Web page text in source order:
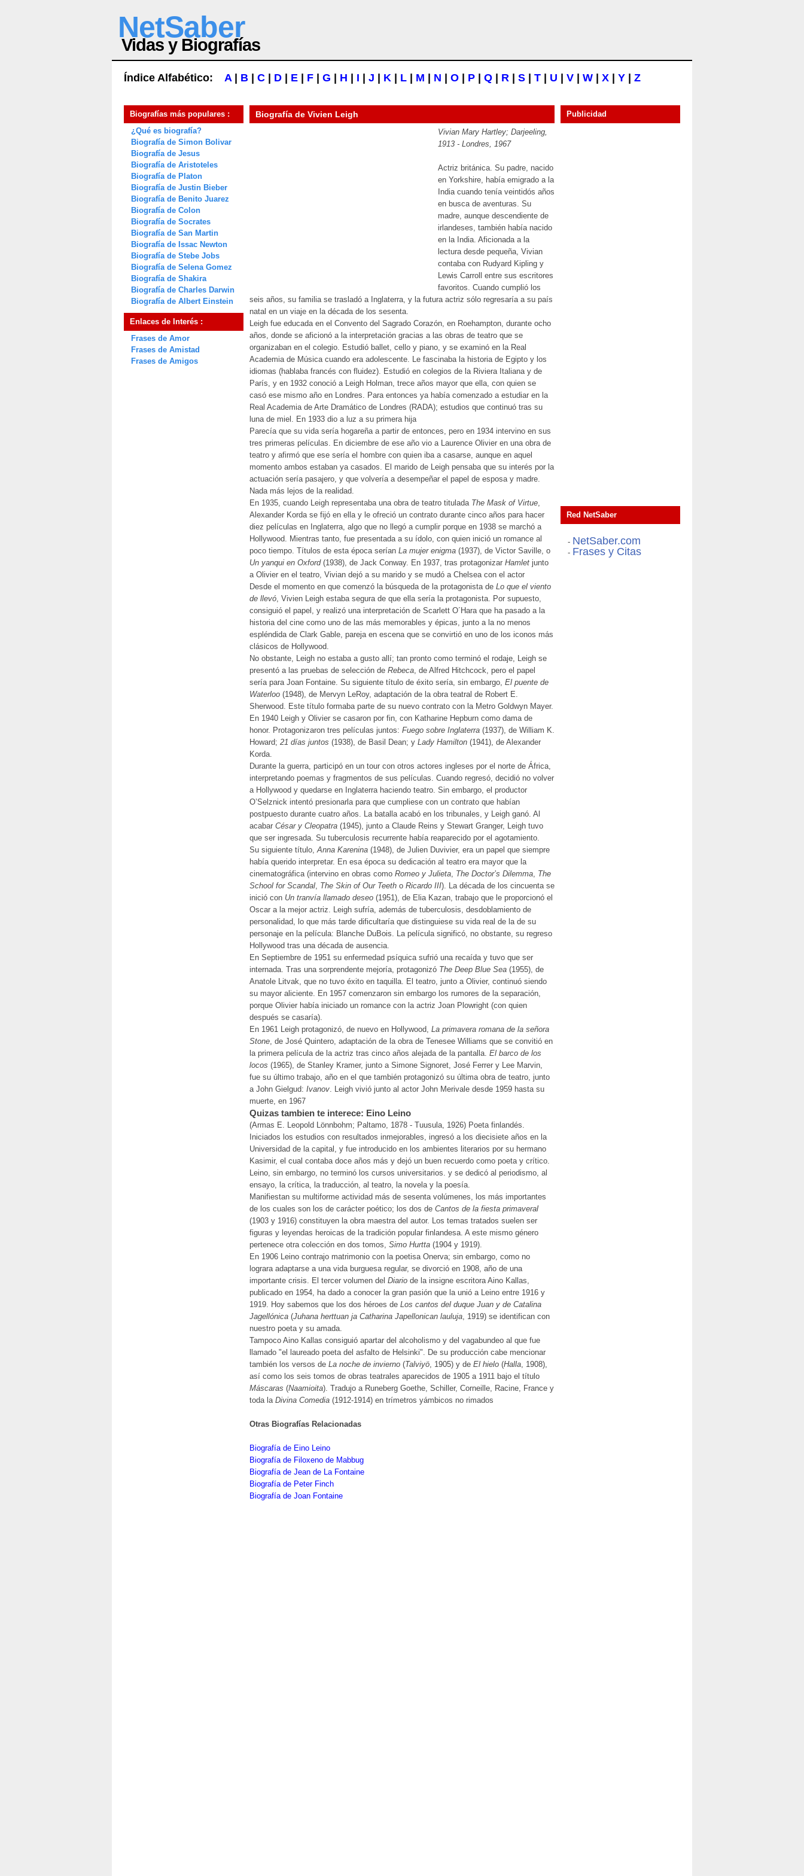
NetSaber
Vidas y Biografías
Índice Alfabético: A| B C D E F G H I J K L M N O P Q R S T U V W X Y Z
Biografías más populares :
¿Qué es biografía?
Biografía de Simon Bolivar
Biografía de Jesus
Biografía de Aristoteles
Biografía de Platon
Biografía de Justin Bieber
Biografía de Benito Juarez
Biografía de Colon
Biografía de Socrates
Biografía de San Martin
Biografía de Issac Newton
Biografía de Stebe Jobs
Biografía de Selena Gomez
Biografía de Shakira
Biografía de Charles Darwin
Biografía de Albert Einstein
Enlaces de Interés :
Frases de Amor
Frases de Amistad
Frases de Amigos
Biografía de Vivien Leigh
Vivian Mary Hartley; Darjeeling,
1913 - Londres, 1967
Actriz británica. Su padre, nacido
en Yorkshire, había emigrado a la
India cuando tenía veintidós años
en busca de aventuras. Su
madre, aunque descendiente de
irlandeses, también había nacido
en la India. Aficionada a la
lectura desde pequeña, Vivian
contaba con Rudyard Kipling y
Lewis Carroll entre sus escritores
favoritos. Cuando cumplió los
seis años, su familia se trasladó a Inglaterra, y la futura actriz sólo regresaría a su país
natal en un viaje en la década de los sesenta.
Leigh fue educada en el Convento del Sagrado Corazón, en Roehampton, durante ocho
años, donde se aficionó a la interpretación gracias a las obras de teatro que se
organizaban en el colegio. Estudió ballet, cello y piano, y se examinó en la Real
Academia de Música cuando era adolescente. Le fascinaba la historia de Egipto y los
idiomas (hablaba francés con fluidez). Estudió en colegios de la Riviera Italiana y de
París, y en 1932 conoció a Leigh Holman, trece años mayor que ella, con quien se
casó ese mismo año en Londres. Para entonces ya había comenzado a estudiar en la
Real Academia de Arte Dramático de Londres (RADA); estudios que continuó tras su
luna de miel. En 1933 dio a luz a su primera hija
Parecía que su vida sería hogareña a partir de entonces, pero en 1934 intervino en sus
tres primeras películas. En diciembre de ese año vio a Laurence Olivier en una obra de
teatro y afirmó que ese sería el hombre con quien iba a casarse, aunque en aquel
momento ambos estaban ya casados. El marido de Leigh pensaba que su interés por la
actuación sería pasajero, y que volvería a desempeñar el papel de esposa y madre.
Nada más lejos de la realidad.
En 1935, cuando Leigh representaba una obra de teatro titulada The Mask of Virtue,
Alexander Korda se fijó en ella y le ofreció un contrato durante cinco años para hacer
diez películas en Inglaterra, algo que no llegó a cumplir porque en 1938 se marchó a
Hollywood. Mientras tanto, fue presentada a su ídolo, con quien inició un romance al
poco tiempo. Títulos de esta época serían La mujer enigma (1937), de Victor Saville, o
Un yanqui en Oxford(1938), de Jack Conway. En 1937, tras protagonizar Hamlet junto
a Olivier en el teatro, Vivian dejó a su marido y se mudó a Chelsea con el actor
Desde el momento en que comenzó la búsqueda de la protagonista de Lo que el viento
de llevó, Vivien Leigh estaba segura de que ella sería la protagonista. Por supuesto,
consiguió el papel, y realizó una interpretación de Scarlett O´Hara que ha pasado a la
historia del cine como uno de las más memorables y épicas, junto a la no menos
espléndida de Clark Gable, pareja en escena que se convirtió en uno de los iconos más
clásicos de Hollywood.
No obstante, Leigh no estaba a gusto allí; tan pronto como terminó el rodaje, Leigh se
presentó a las pruebas de selección de Rebeca, de Alfred Hitchcock, pero el papel
sería para Joan Fontaine. Su siguiente título de éxito sería, sin embargo, El puente de
Waterloo (1948), de Mervyn LeRoy, adaptación de la obra teatral de Robert E.
Sherwood. Este título formaba parte de su nuevo contrato con la Metro Goldwyn Mayer.
En 1940 Leigh y Olivier se casaron por fin, con Katharine Hepburn como dama de
honor. Protagonizaron tres películas juntos: Fuego sobre Inglaterra (1937), de William K.
Howard; 21 días juntos (1938), de Basil Dean; y Lady Hamilton (1941), de Alexander
Korda.
Durante la guerra, participó en un tour con otros actores ingleses por el norte de África,
interpretando poemas y fragmentos de sus películas. Cuando regresó, decidió no volver
a Hollywood y quedarse en Inglaterra haciendo teatro. Sin embargo, el productor
O’Selznick intentó presionarla para que cumpliese con un contrato que habían
postpuesto durante cuatro años. La batalla acabó en los tribunales, y Leigh ganó. Al
acabar César y Cleopatra (1945), junto a Claude Reins y Stewart Granger, Leigh tuvo
que ser ingresada. Su tuberculosis recurrente había reaparecido por el agotamiento.
Su siguiente título,Anna Karenina (1948), de Julien Duvivier, era un papel que siempre
había querido interpretar. En esa época su dedicación al teatro era mayor que la
cinematográfica (intervino en obras como Romeo y Julieta, The Doctor’s Dilemma, The
School for Scandal, The Skin of Our Teeth o Ricardo III). La década de los cincuenta se
inició con Un tranvía llamado deseo (1951), de Elia Kazan, trabajo que le proporcionó el
Oscar a la mejor actriz. Leigh sufría, además de tuberculosis, desdoblamiento de
personalidad, lo que más tarde dificultaría que distinguiese su vida real de la de su
personaje en la película: Blanche DuBois. La película significó, no obstante, su regreso
Hollywood tras una década de ausencia.
En Septiembre de 1951 su enfermedad psíquica sufrió una recaída y tuvo que ser
internada. Tras una sorprendente mejoría, protagonizó The Deep Blue Sea (1955), de
Anatole Litvak, que no tuvo éxito en taquilla. El teatro, junto a Olivier, continuó siendo
su mayor aliciente. En 1957 comenzaron sin embargo los rumores de la separación,
porque Olivier había iniciado un romance con la actriz Joan Plowright (con quien
después se casaría).
En 1961 Leigh protagonizó, de nuevo en Hollywood, La primavera romana de la señora
Stone, de José Quintero, adaptación de la obra de Tenesee Williams que se convitió en
la primera película de la actriz tras cinco años alejada de la pantalla. El barco de los
locos (1965), de Stanley Kramer, junto a Simone Signoret, José Ferrer y Lee Marvin,
fue su último trabajo, año en el que también protagonizó su última obra de teatro, junto
a John Gielgud: Ivanov. Leigh vivió junto al actor John Merivale desde 1959 hasta su
muerte, en 1967
Quizas tambien te interece: Eino Leino
(Armas E. Leopold Lönnbohm; Paltamo, 1878 - Tuusula, 1926) Poeta finlandés.
Iniciados los estudios con resultados inmejorables, ingresó a los diecisiete años en la
Universidad de la capital, y fue introducido en los ambientes literarios por su hermano
Kasimir, el cual contaba doce años más y dejó un buen recuerdo como poeta y crítico.
Leino, sin embargo, no terminó los cursos universitarios. y se dedicó al periodismo, al
ensayo, la crítica, la traducción, al teatro, la novela y la poesía.
Manifiestan su multiforme actividad más de sesenta volúmenes, los más importantes
de los cuales son los de carácter poético; los dos de Cantos de la fiesta primaveral
(1903 y 1916) constituyen la obra maestra del autor. Los temas tratados suelen ser
figuras y leyendas heroicas de la tradición popular finlandesa. A este mismo género
pertenece otra colección en dos tomos, Simo Hurtta (1904 y 1919).
En 1906 Leino contrajo matrimonio con la poetisa Onerva; sin embargo, como no
lograra adaptarse a una vida burguesa regular, se divorció en 1908, año de una
importante crisis. El tercer volumen del Diario de la insigne escritora Aino Kallas,
publicado en 1954, ha dado a conocer la gran pasión que la unió a Leino entre 1916 y
1919. Hoy sabemos que los dos héroes de Los cantos del duque Juan y de Catalina
Jagellónica (Juhana herttuan ja Catharina Japellonican lauluja, 1919) se identifican con
nuestro poeta y su amada.
Tampoco Aino Kallas consiguió apartar del alcoholismo y del vagabundeo al que fue
llamado "el laureado poeta del asfalto de Helsinki". De su producción cabe mencionar
también los versos de La noche de invierno (Talviyö, 1905) y de El hielo (Halla, 1908),
así como los seis tomos de obras teatrales aparecidos de 1905 a 1911 bajo el título
Máscaras (Naamioita). Tradujo a Runeberg Goethe, Schiller, Corneille, Racine, France y
toda la Divina Comedia (1912-1914) en trímetros yámbicos no rimados
Otras Biografías Relacionadas
Biografía de Eino Leino
Biografía de Filoxeno de Mabbug
Biografía de Jean de La Fontaine
Biografía de Peter Finch
Biografía de Joan Fontaine
Publicidad
Red NetSaber
- NetSaber.com
- Frases y Citas